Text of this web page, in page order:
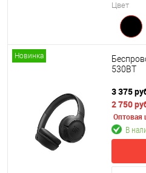
Цвет
Новинка
530BT
3 375
2 750
Оптовая
В